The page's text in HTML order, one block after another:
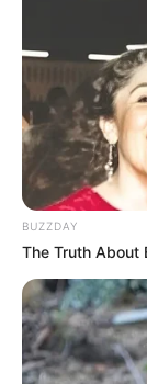
BUZZDAY
The Truth About